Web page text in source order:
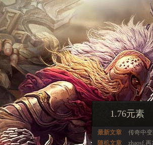
1.76元素
最新文章 传奇中变
随机文章
zhaosf,再